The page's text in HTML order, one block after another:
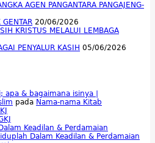
AGEN PANGANTARA PANGAJENG-
GENTAR 20/06/2026
KRISTUS MELALUI LEMBAGA
PENYALUR KASIH 05/06/2026
apa & bagaimana isinya |
pada Nama-nama Kitab
Keadilan & Perdamaian
Dalam Keadilan & Perdamaian